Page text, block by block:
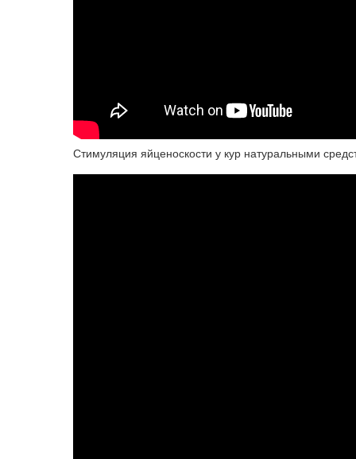
Стимуляция яйценоскости у кур натуральными